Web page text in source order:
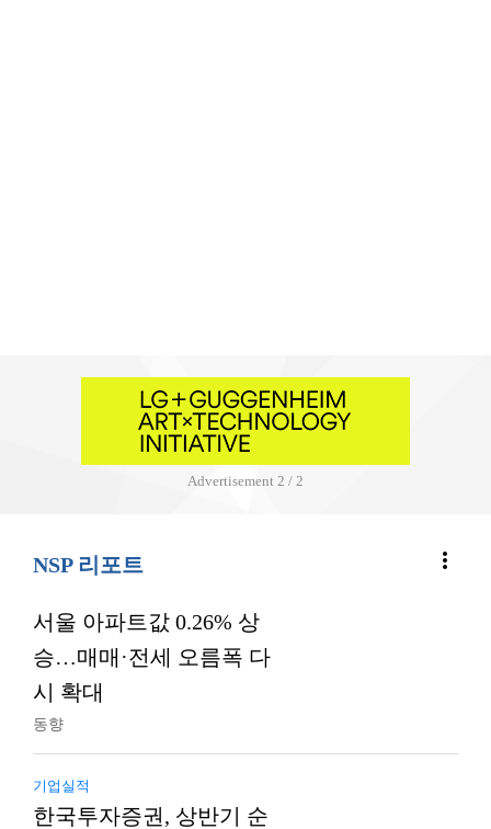
Advertisement 2 / 2
NSP 리포트 more_vert
서울 아파트값 0.26% 상
승…매매·전세 오름폭 다
시 확대
동향
기업실적
한국투자증권, 상반기 순